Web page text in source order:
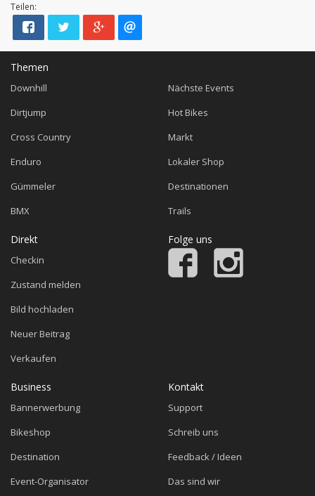
Teilen:
Themen
Downhill
Dirtjump
Cross Country
Enduro
Gümmeler
BMX
Nächste Events
Hot Bikes
Markt
Lokaler Shop
Destinationen
Trails
Direkt
Checkin
Zustand melden
Bild hochladen
Neuer Beitrag
Verkaufen
Folge uns
Business
Bannerwerbung
Bikeshop
Destination
Event-Organisator
Kontakt
Support
Schreib uns
Feedback / Ideen
Das sind wir